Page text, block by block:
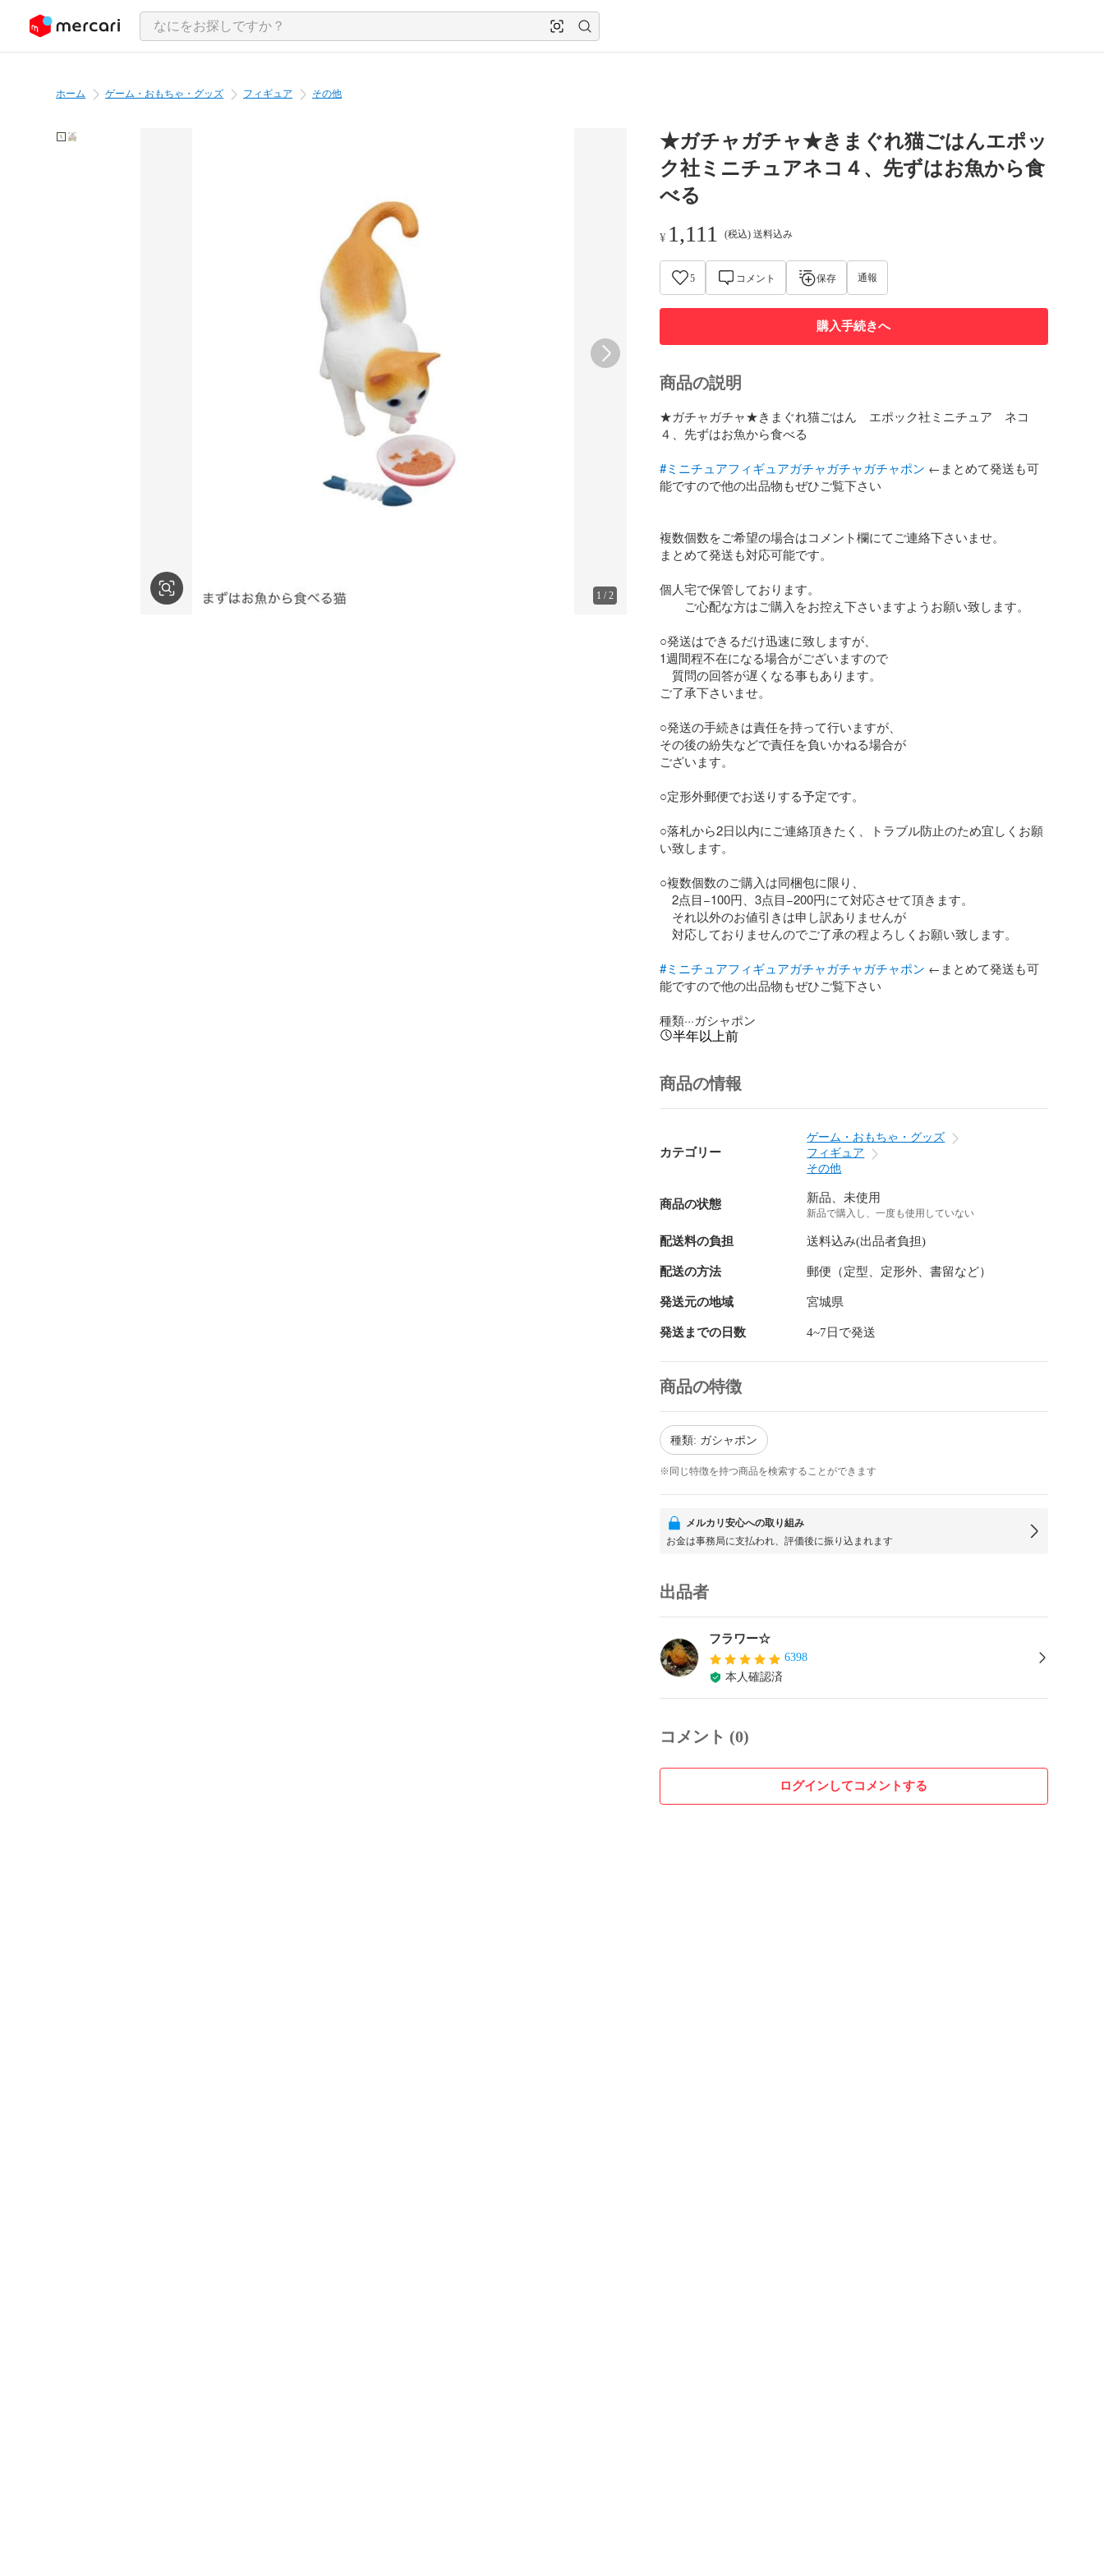
ツにスキップ
ホーム ゲーム・おもちゃ・グッズ フィギュア その他
1 /2
★ガチャガチャ★きまぐれ猫ごはんエポッ
ク社ミニチュアネコ４、先ずはお魚から食
べる
¥ 1,111 (税込) 送料込み
5 コメント 保存 通報
購入手続きへ
商品の説明
★ガチャガチャ★きまぐれ猫ごはん　エポック社ミニチュア　ネコ
４、先ずはお魚から食べる
#ミニチュアフィギュアガチャガチャガチャポン ←まとめて発送も可
能ですので他の出品物もぜひご覧下さい
複数個数をご希望の場合はコメント欄にてご連絡下さいませ。
まとめて発送も対応可能です。
個人宅で保管しております。
ご心配な方はご購入をお控え下さいますようお願い致します。
○発送はできるだけ迅速に致しますが、
1週間程不在になる場合がございますので
質問の回答が遅くなる事もあります。
ご了承下さいませ。
○発送の手続きは責任を持って行いますが、
その後の紛失などで責任を負いかねる場合が
ございます。
○定形外郵便でお送りする予定です。
○落札から2日以内にご連絡頂きたく、トラブル防止のため宜しくお願
い致します。
○複数個数のご購入は同梱包に限り、
2点目−100円、3点目−200円にて対応させて頂きます。
それ以外のお値引きは申し訳ありませんが
対応しておりませんのでご了承の程よろしくお願い致します。
#ミニチュアフィギュアガチャガチャガチャポン ←まとめて発送も可
能ですので他の出品物もぜひご覧下さい
種類···ガシャポン
半年以上前
商品の情報
カテゴリー
ゲーム・おもちゃ・グッズ
フィギュア
その他
商品の状態 新品、未使用
新品で購入し、一度も使用していない
配送料の負担 送料込み(出品者負担)
配送の方法 郵便（定型、定形外、書留など）
発送元の地域 宮城県
発送までの日数 4~7日で発送
商品の特徴
種類: ガシャポン
※同じ特徴を持つ商品を検索することができます
メルカリ安心への取り組み
お金は事務局に支払われ、評価後に振り込まれます
出品者
フラワー☆
6398
本人確認済
コメント (0)
ログインしてコメントする